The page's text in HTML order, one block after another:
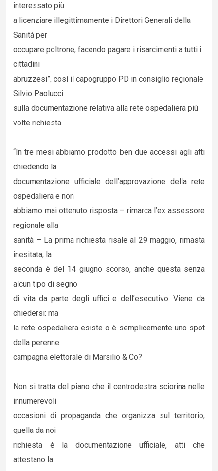
interessato più
a licenziare illegittimamente i Direttori Generali della
Sanità per
occupare poltrone, facendo pagare i risarcimenti a tutti i
cittadini
abruzzesi”, così il capogruppo PD in consiglio regionale
Silvio Paolucci
sulla documentazione relativa alla rete ospedaliera più
volte richiesta.
“In tre mesi abbiamo prodotto ben due accessi agli atti
chiedendo la
documentazione ufficiale dell’approvazione della rete
ospedaliera e non
abbiamo mai ottenuto risposta – rimarca l’ex assessore
regionale alla
sanità – La prima richiesta risale al 29 maggio, rimasta
inesitata, la
seconda è del 14 giugno scorso, anche questa senza
alcun tipo di segno
di vita da parte degli uffici e dell’esecutivo. Viene da
chiedersi: ma
la rete ospedaliera esiste o è semplicemente uno spot
della perenne
campagna elettorale di Marsilio & Co?
Non si tratta del piano che il centrodestra sciorina nelle
innumerevoli
occasioni di propaganda che organizza sul territorio,
quella da noi
richiesta è la documentazione ufficiale, atti che
attestano la